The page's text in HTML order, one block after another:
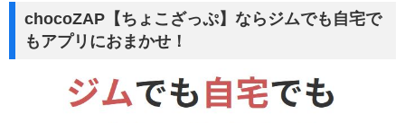
chocoZAP【ちょこざっぷ】ならジムでも自宅で
もアプリにおまかせ！